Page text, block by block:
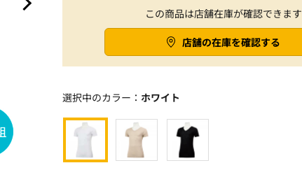
この商品は店舗在庫が確認できます
店舗の在庫を確認する
選択中のカラー： ホワイト